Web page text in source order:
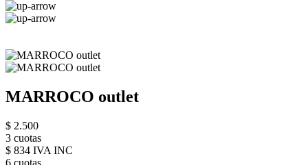
MARROCO outlet
$ 2.500
3 cuotas
$ 834 IVA INC
6 cuotas